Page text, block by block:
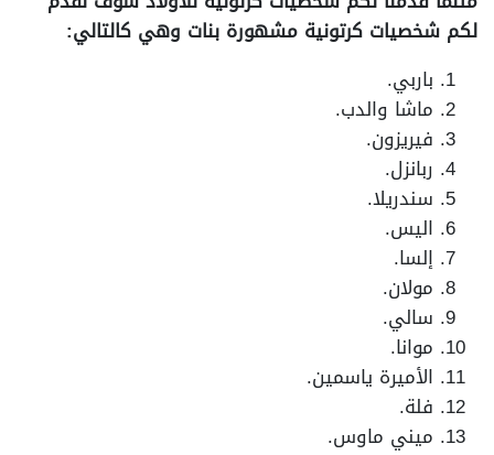
لكم شخصيات كرتونية مشهورة بنات وهي كالتالي:
باربي.
ماشا والدب.
فيريزون.
ربانزل.
سندريلا.
اليس.
إلسا.
مولان.
سالي.
موانا.
الأميرة ياسمين.
فلة.
ميني ماوس.